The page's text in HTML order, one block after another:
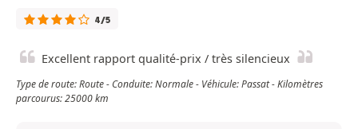
4/5
Excellent rapport qualité-prix / très silencieux
Type de route: Route - Conduite: Normale - Véhicule: Passat - Kilomètres
parcourus: 25000 km